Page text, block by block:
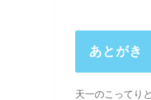
あとがき
天一のこってり